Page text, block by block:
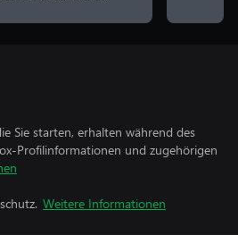
Sie starten, erhalten während des
Profilinformationen und zugehörigen
Weitere Informationen